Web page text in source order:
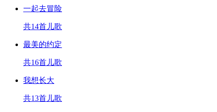
一起去冒险
共14首儿歌
最美的约定
共16首儿歌
我想长大
共13首儿歌